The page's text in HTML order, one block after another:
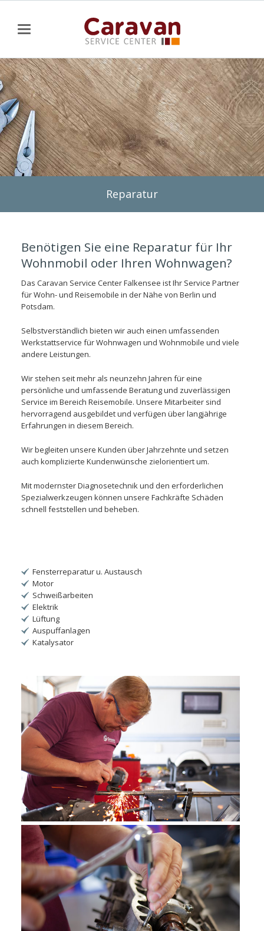
Reparatur
Benötigen Sie eine Reparatur für Ihr
Wohnmobil oder Ihren Wohnwagen?
Das Caravan Service Center Falkensee ist Ihr Service Partner
für Wohn- und Reisemobile in der Nähe von Berlin und
Potsdam.
Selbstverständlich bieten wir auch einen umfassenden
Werkstattservice für Wohnwagen und Wohnmobile und viele
andere Leistungen.
Wir stehen seit mehr als neunzehn Jahren für eine
persönliche und umfassende Beratung und zuverlässigen
Service im Bereich Reisemobile. Unsere Mitarbeiter sind
hervorragend ausgebildet und verfügen über langjährige
Erfahrungen in diesem Bereich.
Wir begleiten unsere Kunden über Jahrzehnte und setzen
auch komplizierte Kundenwünsche zielorientiert um.
Mit modernster Diagnosetechnik und den erforderlichen
Spezialwerkzeugen können unsere Fachkräfte Schäden
schnell feststellen und beheben.
Fensterreparatur u. Austausch
Motor
Schweißarbeiten
Elektrik
Lüftung
Auspuffanlagen
Katalysator